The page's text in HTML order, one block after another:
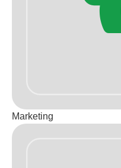
Marketing